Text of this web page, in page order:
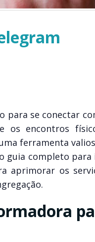
para se conectar
os encontros
ferramenta
guia completo para
aprimorar os